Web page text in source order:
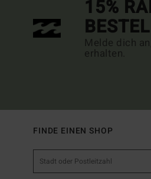
15%
Melde dich
erhalten.
FINDE EINEN SHOP